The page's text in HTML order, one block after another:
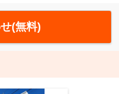
(無料)